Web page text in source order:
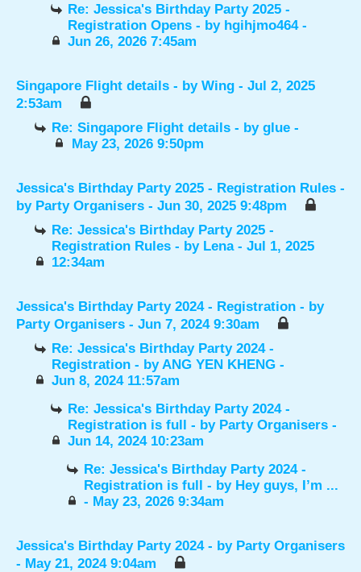
Re: Jessica's Birthday Party 2025 -
Registration Opens - by hgihjmo464-
Jun 26, 2026 7:45am
Singapore Flight details - by Wing - Jul 2, 2025
2:53am
Re: Singapore Flight details - byglue -
May 23, 2026 9:50pm
Jessica's Birthday Party 2025 - Registration Rules -
by Party Organisers - Jun 30, 2025 9:48pm
Re: Jessica's Birthday Party 2025 -
Registration Rules - by Lena- Jul 1, 2025
12:34am
Jessica's Birthday Party 2024 - Registration - by
Party Organisers - Jun 7, 2024 9:30am
Re: Jessica's Birthday Party 2024 -
Registration - byANG YEN KHENG -
Jun 8, 2024 11:57am
Re: Jessica's Birthday Party 2024 -
Registration is full - by Party Organisers -
Jun 14, 2024 10:23am
Re: Jessica's Birthday Party 2024 -
Registration is full - by Hey guys, I’m ...
- May 23, 2026 9:34am
Jessica's Birthday Party 2024 - by Party Organisers
- May 21, 2024 9:04am